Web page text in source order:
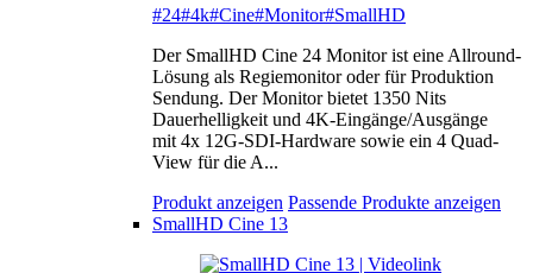
#24#4k#Cine#Monitor#SmallHD
Der SmallHD Cine 24 Monitor ist eine Allround-
Lösung als Regiemonitor oder für Produktion
Sendung. Der Monitor bietet 1350 Nits
Dauerhelligkeit und 4K-Eingänge/Ausgänge
mit 4x 12G-SDI-Hardware sowie ein 4 Quad-
View für die A...
Produkt anzeigen Passende Produkte anzeigen
SmallHD Cine 13